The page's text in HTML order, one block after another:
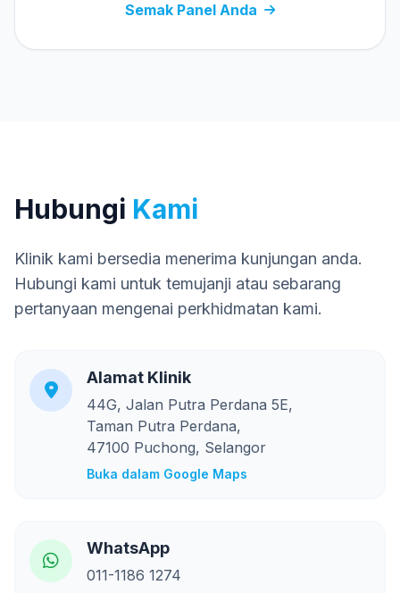
Semak Panel Anda
Hubungi Kami
Klinik kami bersedia menerima kunjungan anda.
Hubungi kami untuk temujanji atau sebarang
pertanyaan mengenai perkhidmatan kami.
Alamat Klinik
44G, Jalan Putra Perdana 5E,
Taman Putra Perdana,
47100 Puchong, Selangor
Buka dalam Google Maps
WhatsApp
011-1186 1274